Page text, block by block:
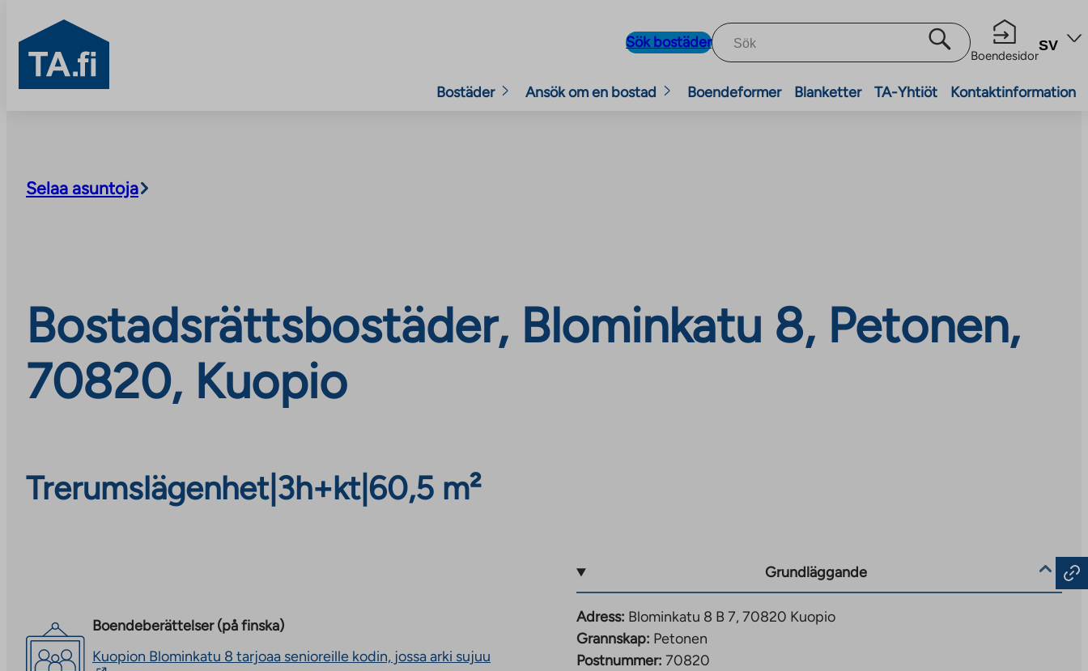
TA.fi
Sök bostäder
Boendesidor
SV
Bostäder Ansök om en bostad Boendeformer Blanketter TA-Yhtiöt Kontaktinformation
Selaa asuntoja
Bostadsrättsbostäder, Blominkatu 8, Petonen,
70820, Kuopio
Trerumslägenhet| 3h+kt| 60,5 m²
Boendeberättelser (på finska)
Kuopion Blominkatu 8 tarjoaa senioreille kodin, jossa arki sujuu
Grundläggande
Adress: Blominkatu 8 B 7, 70820 Kuopio
Grannskap: Petonen
Postnummer: 70820